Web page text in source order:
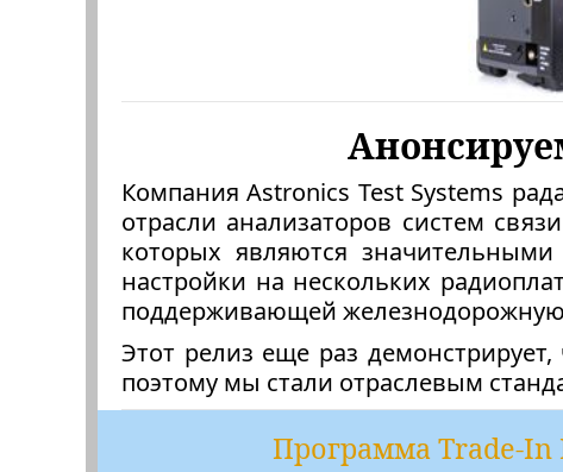
Компания Astronics Test Systems
отрасли анализаторов систем
которых являются
настройки на нескольких
поддерживающей железнодорожную
Этот релиз еще раз
поэтому мы стали отраслевым
Программа Trade-In